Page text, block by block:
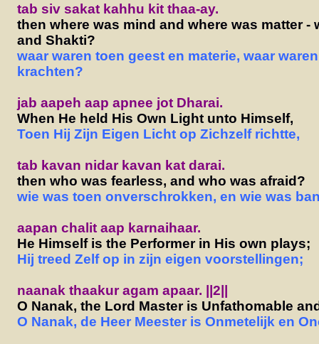
tab siv sakat kahhu kit thaa-ay.
then where was mind and where was matter -
and Shakti?
waar waren toen geest en materie, waar
krachten?
jab aapeh aap apnee jot Dharai.
When He held His Own Light unto Himself,
Toen Hij Zijn Eigen Licht op Zichzelf richtte,
tab kavan nidar kavan kat darai.
then who was fearless, and who was afraid?
wie was toen onverschrokken, en wie was
aapan chalit aap karnaihaar.
He Himself is the Performer in His own plays;
Hij treed Zelf op in zijn eigen voorstellingen;
naanak thaakur agam apaar. ||2||
O Nanak, the Lord Master is Unfathomable
O Nanak, de Heer Meester is Onmetelijk en